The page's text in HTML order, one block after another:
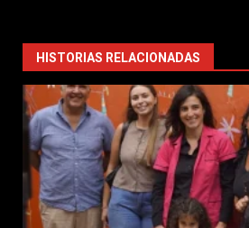
HISTORIAS RELACIONADAS